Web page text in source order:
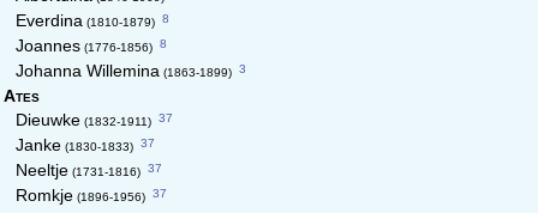
Everdina (1810-1879) 8
Joannes (1776-1856) 8
Johanna Willemina (1863-1899) 3
Ates
Dieuwke (1832-1911) 37
Janke (1830-1833) 37
Neeltje (1731-1816) 37
Romkje (1896-1956) 37